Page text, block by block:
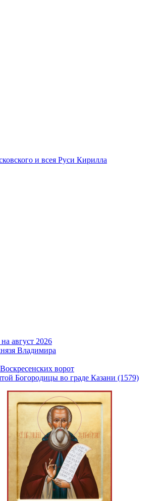
и всея Руси Кирилла
август 2026
Владимира
ворот
Богородицы во граде Казани (1579)